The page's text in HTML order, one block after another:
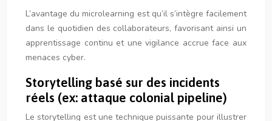
L’avantage du microlearning est qu’il s’intègre facilement
dans le quotidien des collaborateurs, favorisant ainsi un
apprentissage continu et une vigilance accrue face aux
menaces cyber.
Storytelling basé sur des incidents
réels (ex: attaque colonial pipeline)
Le storytelling est une technique puissante pour illustrer